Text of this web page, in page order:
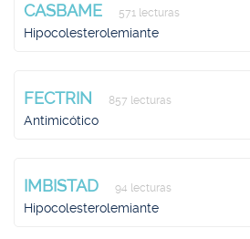
CASBAME 571 lecturas
Hipocolesterolemiante
FECTRIN 857 lecturas
Antimicótico
IMBISTAD 94 lecturas
Hipocolesterolemiante